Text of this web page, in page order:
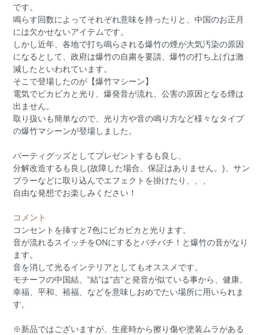
です。
鳴らす回数によってそれぞれ意味を持ったりと、中国のお正月
には欠かせないアイテムです。
しかし近年、各地で打ち鳴らされる爆竹の煙が大気汚染の原因
になるとして、政府は爆竹の自粛を要請、爆竹の打ち上げは激
減したといわれています。
そこで登場したのが【爆竹マシーン】
電気でビカビカと光り、爆発音が流れ、公害の原因となる煙は
出ません。
取り扱いも簡単なので、光り方や音の鳴り方など様々なタイプ
の爆竹マシーンが登場しました。
パーティグッズとしてプレゼントするも良し、
分解改造するも良し(故障した場合、保証はありません。)、サン
プラーなどに取り込んでエフェクトを掛けたり、、、
自由な発想でお楽しみください！
コメント
コンセントを挿すと7色にビカビカと光ります。
音が流れるスイッチをONにするとバチバチ！と爆竹の音がなり
ます。
音を消して光るインテリアとしてもオススメです。
モチーフの中国結、”結”は”吉”と発音が似ている事から、健康、
幸福、平和、裕福、などを意味しおめでたい場所に用いられま
す。
※新品ではございますが、生産時から擦り傷や塗装ムラがある